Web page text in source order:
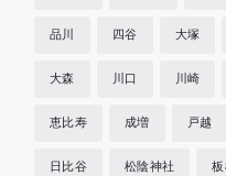
品川 四谷 大塚
大森 川口 川崎
恵比寿 成増 戸越
日比谷 松陰神社